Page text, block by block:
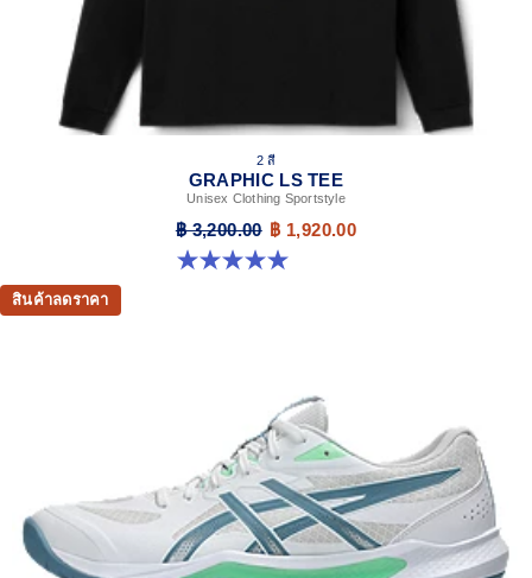
2 สี
GRAPHIC LS TEE
Unisex Clothing Sportstyle
฿ 3,200.00 ฿ 1,920.00
5.0 จาก 5 ดาว 2 รีวิว
สินค้าลดราคา